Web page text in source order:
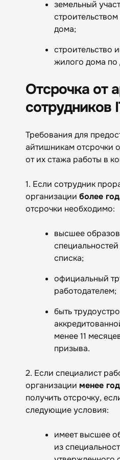
земельный
дома;
строительство
жилого дома по
Отсрочка от
сотрудников
Требования для
айтишникам отсрочки
от их стажа работы в
1. Если сотрудник
организации более
отсрочки необходимо:
высшее
списка;
официальный
работодателем;
быть
менее 11
призыва.
2. Если специалист
организации менее
получить отсрочку,
следующие условия:
имеет высшее
из